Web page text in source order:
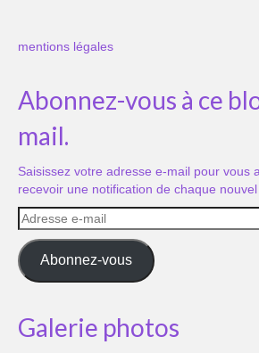
mentions légales
Abonnez-vous à ce
mail.
Saisissez votre adresse e-mail pour vous
recevoir une notification de chaque
Adresse
e-
mail
Abonnez-vous
Galerie photos